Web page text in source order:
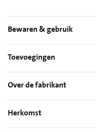
Bewaren & gebruik
Toevoegingen
Over de fabrikant
Herkomst